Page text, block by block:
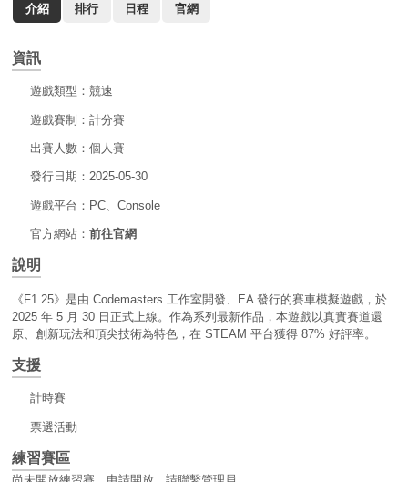
介紹 排行 日程 官網
資訊
遊戲類型：競速
遊戲賽制：計分賽
出賽人數：個人賽
發行日期：2025-05-30
遊戲平台：PC、Console
官方網站：前往官網
說明
《F1 25》是由 Codemasters 工作室開發、EA 發行的賽車模擬遊戲，於
2025 年 5 月 30 日正式上線。作為系列最新作品，本遊戲以真實賽道還
原、創新玩法和頂尖技術為特色，在 STEAM 平台獲得 87% 好評率。
支援
計時賽
票選活動
練習賽區